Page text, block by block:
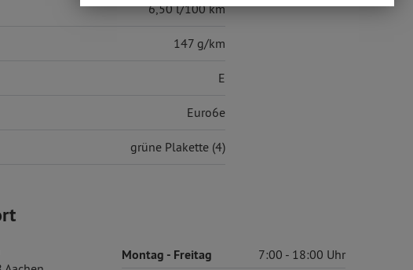
6,50 l/100 km
147 g/km
E
Euro6e
grüne Plakette (4)
Montag - Freitag 7:00 18:00